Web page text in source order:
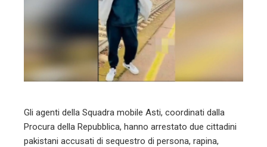
Gli agenti della Squadra mobile Asti, coordinati dalla
Procura della Repubblica, hanno arrestato due cittadini
pakistani accusati di sequestro di persona, rapina,